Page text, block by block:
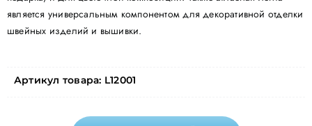
является универсальным компонентом для декоративной отделки
швейных изделий и вышивки.
Артикул товара: L12001